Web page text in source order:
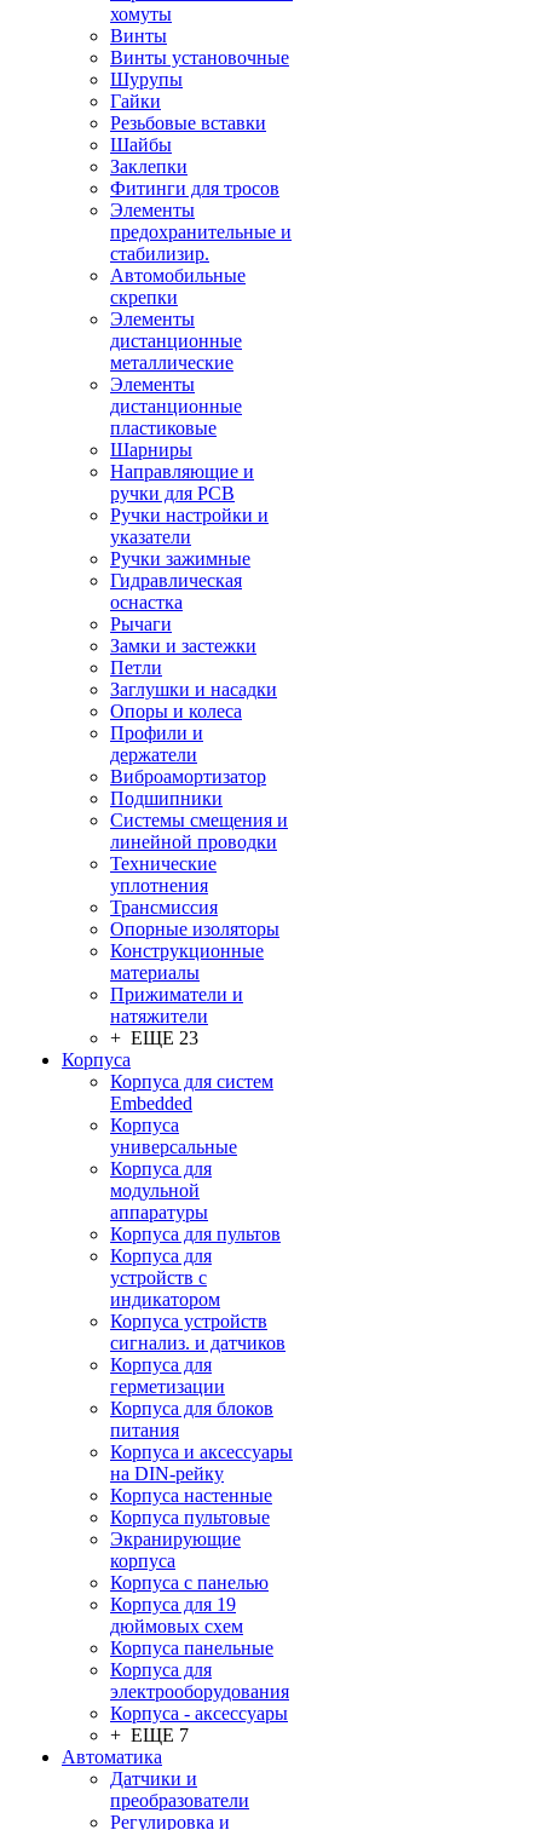
хомуты
Винты
Винты установочные
Шурупы
Гайки
Резьбовые вставки
Шайбы
Заклепки
Фитинги для тросов
Элементы
предохранительные и
стабилизир.
Автомобильные
скрепки
Элементы
дистанционные
металлические
Элементы
дистанционные
пластиковые
Шарниры
Направляющие и
ручки для PCB
Ручки настройки и
указатели
Ручки зажимные
Гидравлическая
оснастка
Рычаги
Замки и застежки
Петли
Заглушки и насадки
Опоры и колеса
Профили и
держатели
Виброамортизатор
Подшипники
Системы смещения и
линейной проводки
Технические
уплотнения
Трансмиссия
Опорные изоляторы
Конструкционные
материалы
Прижиматели и
натяжители
+ ЕЩЕ 23
Корпуса
Корпуса для систем
Embedded
Корпуса
универсальные
Корпуса для
модульной
аппаратуры
Корпуса для пультов
Корпуса для
устройств с
индикатором
Корпуса устройств
сигнализ. и датчиков
Корпуса для
герметизации
Корпуса для блоков
питания
Корпуса и аксессуары
на DIN-рейку
Корпуса настенные
Корпуса пультовые
Экранирующие
корпуса
Корпуса с панелью
Корпуса для 19
дюймовых схем
Корпуса панельные
Корпуса для
электрооборудования
Корпуса - аксессуары
+ ЕЩЕ 7
Автоматика
Датчики и
преобразователи
Регулировка и